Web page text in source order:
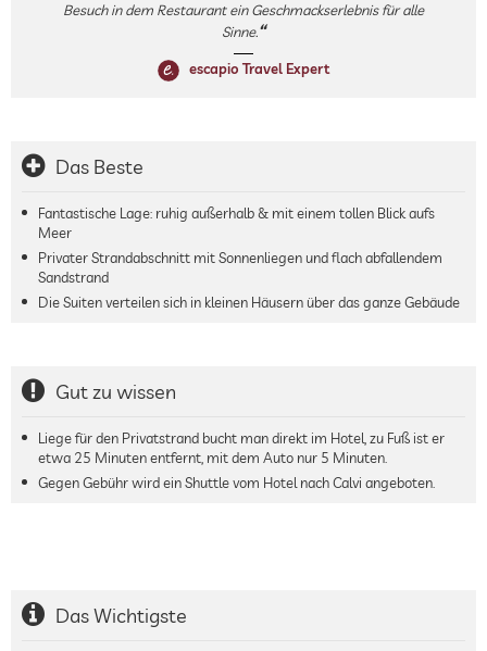
Besuch in dem Restaurant ein Geschmackserlebnis für alle
Sinne.
escapio Travel Expert
Das Beste
Fantastische Lage: ruhig außerhalb & mit einem tollen Blick aufs
Meer
Privater Strandabschnitt mit Sonnenliegen und flach abfallendem
Sandstrand
Die Suiten verteilen sich in kleinen Häusern über das ganze Gebäude
Gut zu wissen
Liege für den Privatstrand bucht man direkt im Hotel, zu Fuß ist er
etwa 25 Minuten entfernt, mit dem Auto nur 5 Minuten.
Gegen Gebühr wird ein Shuttle vom Hotel nach Calvi angeboten.
Das Wichtigste